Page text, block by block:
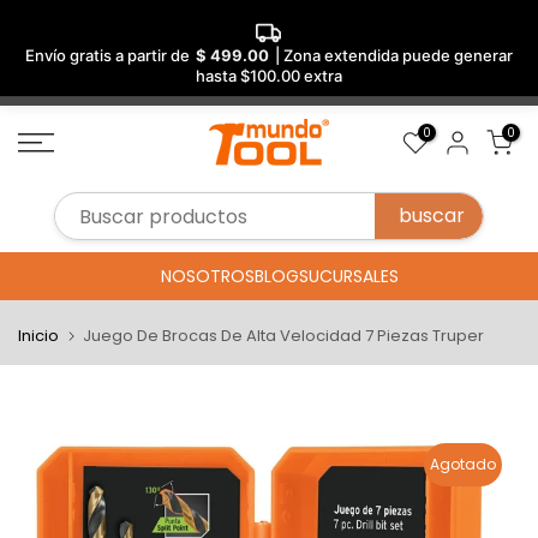
Envío gratis a partir de $ 499.00
| Zona extendida puede generar
hasta $100.00 extra
Saltar
al
0 0
NOSOTROSBLOGSUCURSALES
Inicio Juego De Brocas De Alta Velocidad 7 Piezas Truper
Agotado